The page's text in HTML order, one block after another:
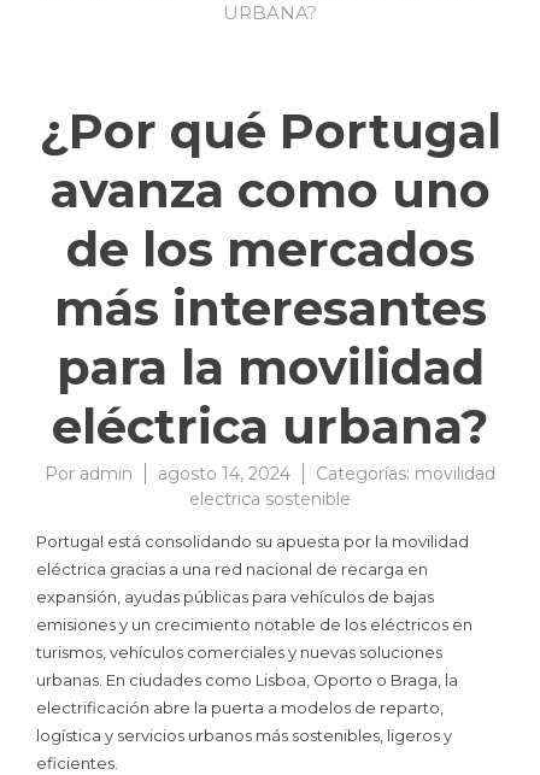
URBANA?
¿Por qué Portugal
avanza como uno
de los mercados
más interesantes
para la movilidad
eléctrica urbana?
Por admin agosto 14, 2024 Categorías: movilidad
electrica sostenible
Portugal está consolidando su apuesta por la movilidad
eléctrica gracias a una red nacional de recarga en
expansión, ayudas públicas para vehículos de bajas
emisiones y un crecimiento notable de los eléctricos en
turismos, vehículos comerciales y nuevas soluciones
urbanas. En ciudades como Lisboa, Oporto o Braga, la
electrificación abre la puerta a modelos de reparto,
logística y servicios urbanos más sostenibles, ligeros y
eficientes.